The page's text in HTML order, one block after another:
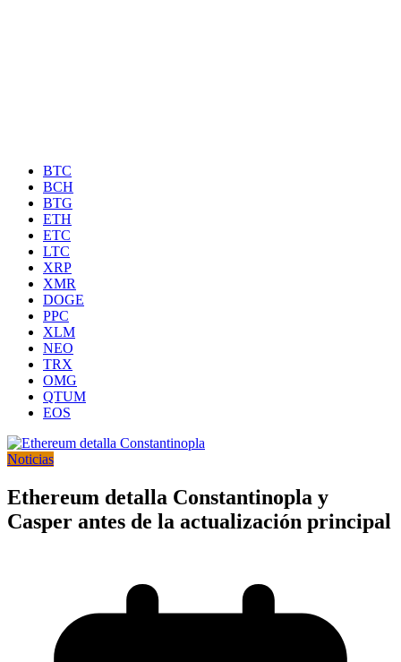
BTC
BCH
BTG
ETH
ETC
LTC
XRP
XMR
DOGE
PPC
XLM
NEO
TRX
OMG
QTUM
EOS
Noticias
Ethereum detalla Constantinopla y
Casper antes de la actualización principal